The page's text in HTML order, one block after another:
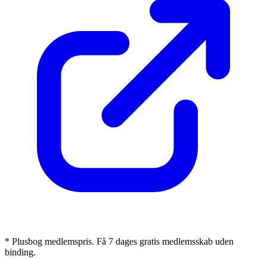
* Plusbog medlemspris. Få 7 dages gratis medlemsskab uden
binding.